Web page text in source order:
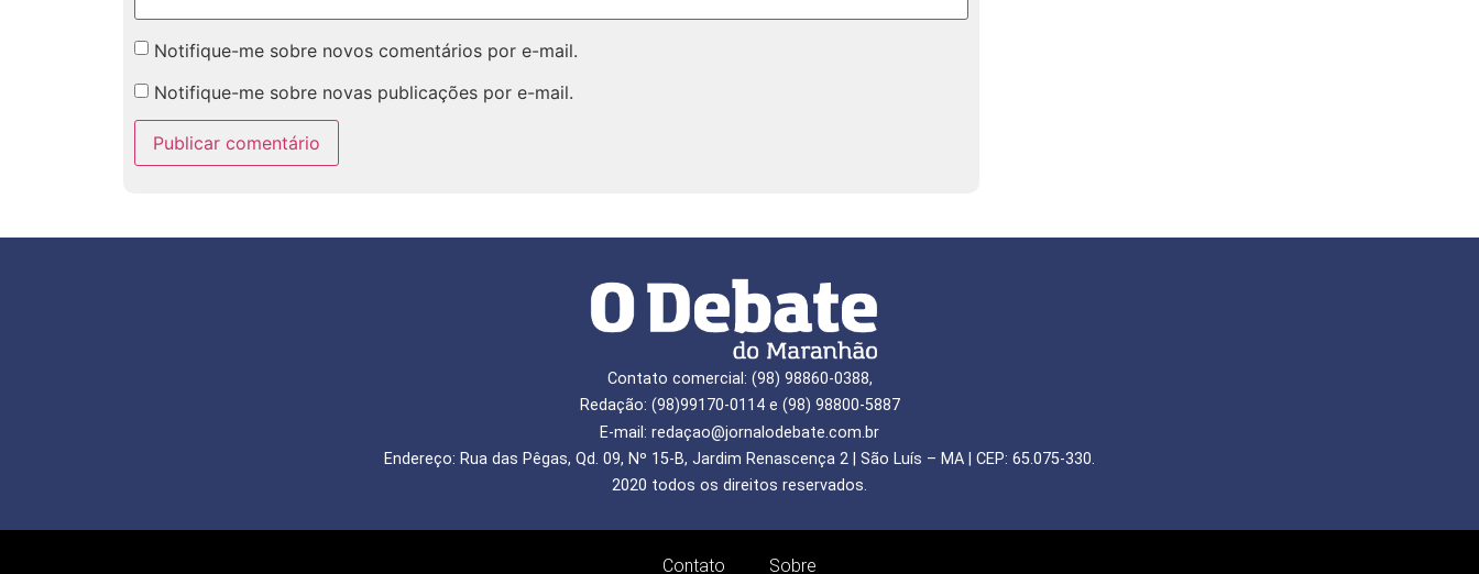
Notifique-me sobre novos comentários por e-mail.
Notifique-me sobre novas publicações por e-mail.
Contato comercial: (98) 98860-0388,
Redação: (98)99170-0114 e (98) 98800-5887
E-mail: redaçao@jornalodebate.com.br
Endereço: Rua das Pêgas, Qd. 09, Nº 15-B, Jardim Renascença 2 | São Luís – MA | CEP: 65.075-330.
2020 todos os direitos reservados.
Contato Sobre